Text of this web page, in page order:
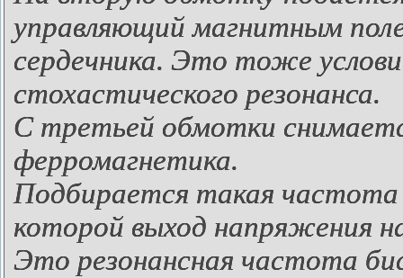
управляющий магнитным
сердечника. Это тоже
стохастического резонанса.
С третьей обмотки
ферромагнетика.
Подбирается такая частота
которой выход напряжения
Это резонансная частота